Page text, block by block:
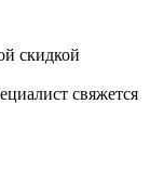
скидкой
свяжется